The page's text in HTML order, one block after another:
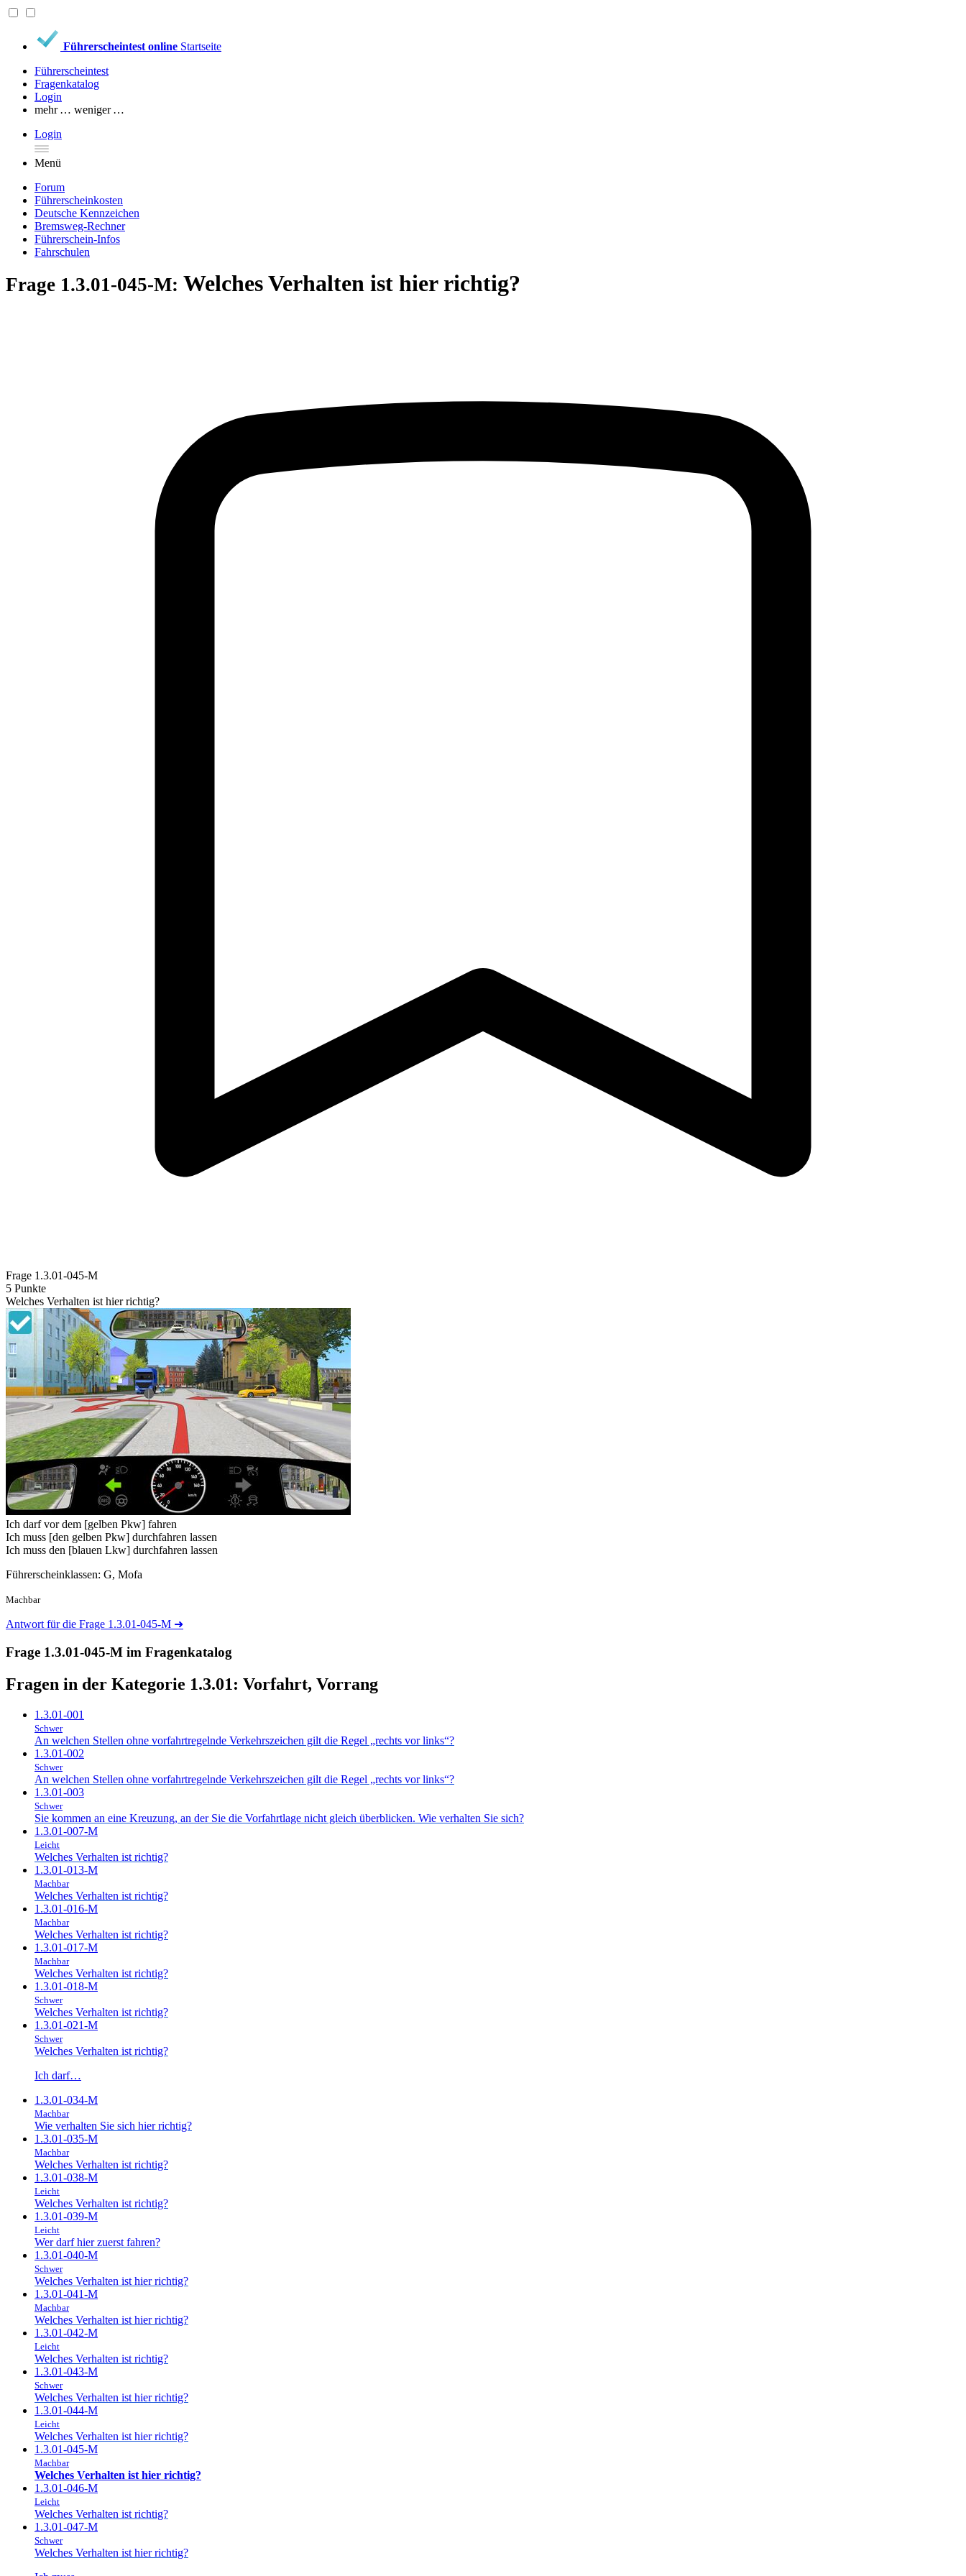
Führerscheintest online Startseite
Führerscheintest
Fragenkatalog
Login
mehr … weniger …
Login
Menü
Forum
Führerscheinkosten
Deutsche Kennzeichen
Bremsweg-Rechner
Führerschein-Infos
Fahrschulen
Frage 1.3.01-045-M: Welches Verhalten ist hier richtig?
Frage 1.3.01-045-M
5 Punkte
Welches Verhalten ist hier richtig?
Ich darf vor dem [gelben Pkw] fahren
Ich muss [den gelben Pkw] durchfahren lassen
Ich muss den [blauen Lkw] durchfahren lassen
Führerscheinklassen: G, Mofa
Machbar
Antwort für die Frage 1.3.01-045-M ➜
Frage 1.3.01-045-M im Fragenkatalog
Fragen in der Kategorie 1.3.01: Vorfahrt, Vorrang
1.3.01-001
Schwer
An welchen Stellen ohne vorfahrtregelnde Verkehrszeichen gilt die Regel „rechts vor links“?
1.3.01-002
Schwer
An welchen Stellen ohne vorfahrtregelnde Verkehrszeichen gilt die Regel „rechts vor links“?
1.3.01-003
Schwer
Sie kommen an eine Kreuzung, an der Sie die Vorfahrtlage nicht gleich überblicken. Wie verhalten Sie sich?
1.3.01-007-M
Leicht
Welches Verhalten ist richtig?
1.3.01-013-M
Machbar
Welches Verhalten ist richtig?
1.3.01-016-M
Machbar
Welches Verhalten ist richtig?
1.3.01-017-M
Machbar
Welches Verhalten ist richtig?
1.3.01-018-M
Schwer
Welches Verhalten ist richtig?
1.3.01-021-M
Schwer
Welches Verhalten ist richtig?
Ich darf…
1.3.01-034-M
Machbar
Wie verhalten Sie sich hier richtig?
1.3.01-035-M
Machbar
Welches Verhalten ist richtig?
1.3.01-038-M
Leicht
Welches Verhalten ist richtig?
1.3.01-039-M
Leicht
Wer darf hier zuerst fahren?
1.3.01-040-M
Schwer
Welches Verhalten ist hier richtig?
1.3.01-041-M
Machbar
Welches Verhalten ist hier richtig?
1.3.01-042-M
Leicht
Welches Verhalten ist richtig?
1.3.01-043-M
Schwer
Welches Verhalten ist hier richtig?
1.3.01-044-M
Leicht
Welches Verhalten ist hier richtig?
1.3.01-045-M
Machbar
Welches Verhalten ist hier richtig?
1.3.01-046-M
Leicht
Welches Verhalten ist richtig?
1.3.01-047-M
Schwer
Welches Verhalten ist hier richtig?